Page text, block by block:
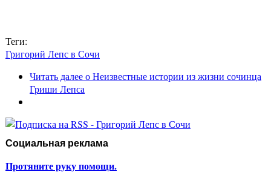
Теги:
Григорий Лепс в Сочи
Читать далеео Неизвестные истории из жизни сочинца
Гриши Лепса
Социальная реклама
Протяните руку помощи.